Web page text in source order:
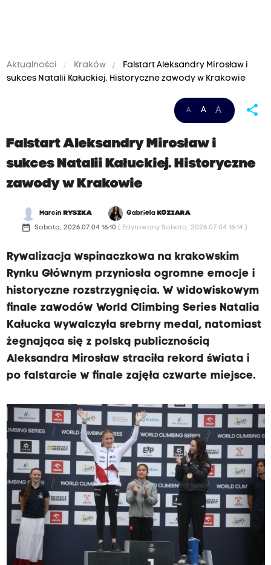
Aktualności Kraków
Falstart Aleksandry Mirosław i
sukces Natalii Kałuckiej. Historyczne zawody w Krakowie
A A A share
Falstart Aleksandry Mirosław i
sukces Natalii Kałuckiej. Historyczne
zawody w Krakowie
Marcin RYSZKA Gabriela KOZIARA
date_range Sobota, 2026.07.04 16:10 ( Edytowany Sobota, 2026.07.04 16:14 )
Rywalizacja wspinaczkowa na krakowskim
Rynku Głównym przyniosła ogromne emocje i
historyczne rozstrzygnięcia. W widowiskowym
finale zawodów World Climbing Series Natalia
Kałucka wywalczyła srebrny medal, natomiast
żegnająca się z polską publicznością
Aleksandra Mirosław straciła rekord świata i
po falstarcie w finale zajęła czwarte miejsce.
o
j
s
o
r
t
,
t
o
j
e
b
u
t
a